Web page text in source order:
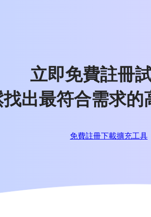
立即免費註冊
出最符合需求的
免費註冊下載擴充工具